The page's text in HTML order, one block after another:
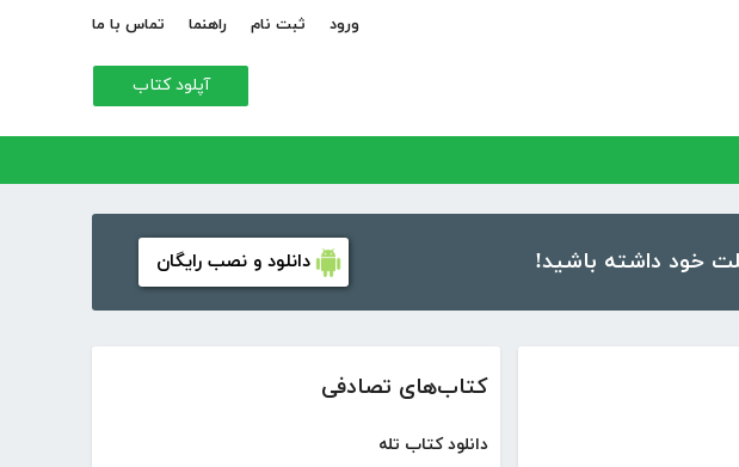
ورود ثبت نام راهنما تماس با ما
آپلود کتاب
دانلود و نصب رایگان
کتاب‌های تصادفی
دانلود کتاب تله